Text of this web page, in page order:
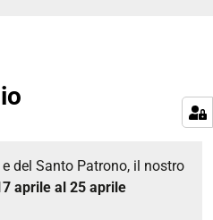
del Santo Patrono, il nostro
aprile al 25 aprile